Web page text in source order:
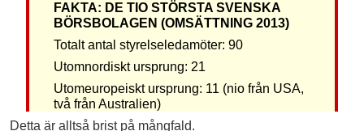
FAKTA: DE TIO STÖRSTA SVENSKA
BÖRSBOLAGEN (OMSÄTTNING 2013)
Totalt antal styrelseledamöter: 90
Utomnordiskt ursprung: 21
Utomeuropeiskt ursprung: 11 (nio från USA,
två från Australien)
Detta är alltså brist på mångfald.